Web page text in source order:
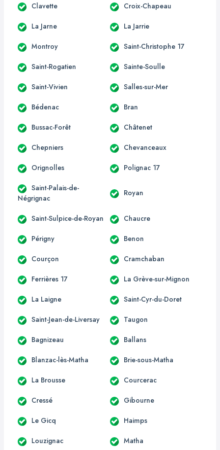
Clavette Croix-Chapeau
La Jarne La Jarrie
Montroy Saint-Christophe 17
Saint-Rogatien Sainte-Soulle
Saint-Vivien Salles-sur-Mer
Bédenac Bran
Bussac-Forêt Châtenet
Chepniers Chevanceaux
Orignolles Polignac 17
Saint-Palais-de-
Négrignac
Royan
Saint-Sulpice-de-Royan Chaucre
Périgny Benon
Courçon Cramchaban
Ferrières 17 La Grève-sur-Mignon
La Laigne Saint-Cyr-du-Doret
Saint-Jean-de-Liversay Taugon
Bagnizeau Ballans
Blanzac-lès-Matha Brie-sous-Matha
La Brousse Courcerac
Cressé Gibourne
Le Gicq Haimps
Louzignac Matha